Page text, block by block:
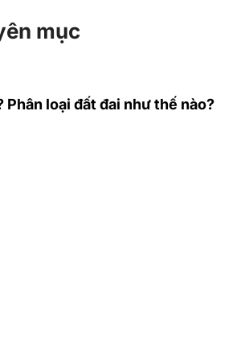
mục
Phân loại đất đai như thế nào?